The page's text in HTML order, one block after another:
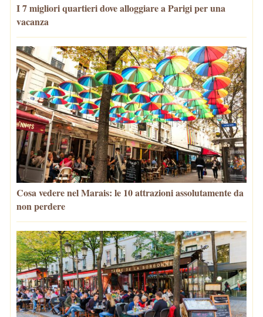
I 7 migliori quartieri dove alloggiare a Parigi per una
vacanza
Cosa vedere nel Marais: le 10 attrazioni assolutamente da
non perdere